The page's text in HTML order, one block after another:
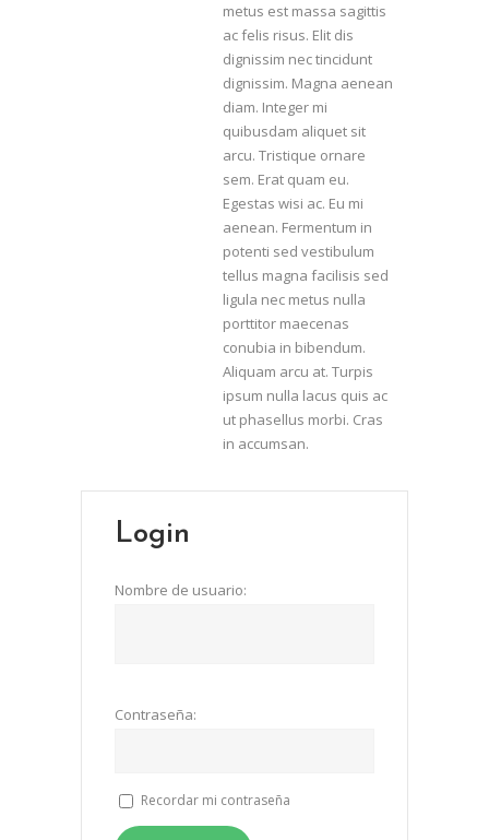
metus est massa sagittis
ac felis risus. Elit dis
dignissim nec tincidunt
dignissim. Magna aenean
diam. Integer mi
quibusdam aliquet sit
arcu. Tristique ornare
sem. Erat quam eu.
Egestas wisi ac. Eu mi
aenean. Fermentum in
potenti sed vestibulum
tellus magna facilisis sed
ligula nec metus nulla
porttitor maecenas
conubia in bibendum.
Aliquam arcu at. Turpis
ipsum nulla lacus quis ac
ut phasellus morbi. Cras
in accumsan.
Login
Nombre de usuario:
Contraseña:
Recordar mi contraseña